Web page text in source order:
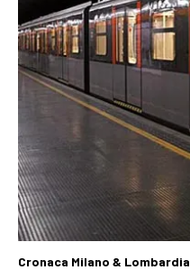
Cronaca Milano & Lombardia